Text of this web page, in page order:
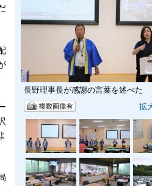
長野理事長が感謝の言葉を述べた
拡